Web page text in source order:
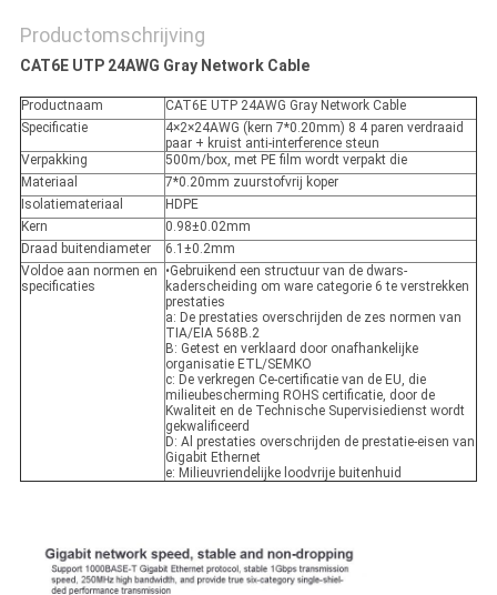
Productomschrijving
CAT6E UTP 24AWG Gray Network Cable
Productnaam
CAT6E UTP 24AWG Gray Network Cable
Specificatie
4×2×24AWG (kern 7*0.20mm) 8 4 paren verdraaid
paar + kruist anti-interference steun
Verpakking
500m/box, met PE film wordt verpakt die
Materiaal
7*0.20mm zuurstofvrij koper
Isolatiemateriaal
HDPE
Kern
0.98±0.02mm
Draad buitendiameter
6.1±0.2mm
Voldoe aan normen en
specificaties
•Gebruikend een structuur van de dwars-
kaderscheiding om ware categorie 6 te verstrekken
prestaties
a: De prestaties overschrijden de zes normen van
TIA/EIA 568B.2
B: Getest en verklaard door onafhankelijke
organisatie ETL/SEMKO
c: De verkregen Ce-certificatie van de EU, die
milieubescherming ROHS certificatie, door de
Kwaliteit en de Technische Supervisiedienst wordt
gekwalificeerd
D: Al prestaties overschrijden de prestatie-eisen van
Gigabit Ethernet
e: Milieuvriendelijke loodvrije buitenhuid